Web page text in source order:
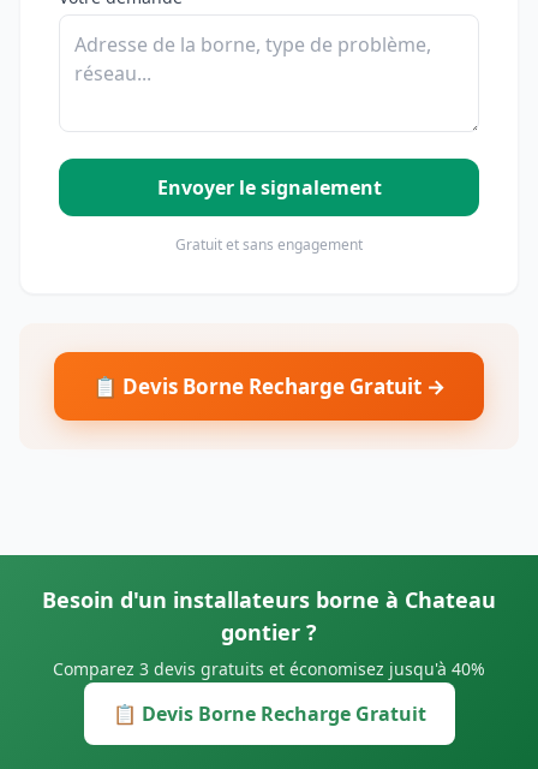
Envoyer le signalement
Gratuit et sans engagement
📋 Devis Borne Recharge Gratuit →
Besoin d'un installateurs borne à Chateau
gontier ?
Comparez 3 devis gratuits et économisez jusqu'à 40%
📋 Devis Borne Recharge Gratuit